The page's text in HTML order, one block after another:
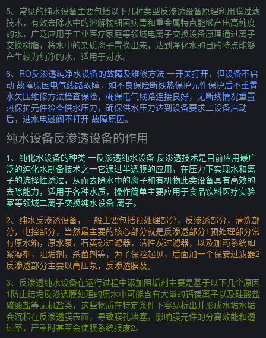
5、常见的纯水设备主要包括以下几种类型反渗透设备原理利用膜过滤
技术，有效去除水中的溶解物细菌病毒和重金属特点能够产出高纯度
的水，广泛应用于工业医疗家庭等领域电离子交换设备原理通过离子
交换树脂，将水中的杂质离子置换出来，达到净化水的目的特点能够
产生较为纯净的水，适用于对水。
6、RO反渗透纯净水设备的故障及维修方法 一开关打开，但设备不启
动 故障原因电气线路故障，如不良保险断线热保护元件保护后不重置
水欠压维修方法检查保险，确保电气线路连接良好，无断线情况重置
热保护元件检查供水压力，确保供水压力达到设备要求二设备启动
后，进水电磁阀不打开 故障原因。
纯水设备反渗透设备的作用
1、纯化水设备的种类 一反渗透纯水设备 反渗透技术是目前应用最广
泛的纯化水制备技术之一它通过半透膜的应用，在压力下实现水和离
子的选择性透过，从而去除水中的离子和有机物此类设备具有高效的
去除能力，适用于各种水质，操作简单主要应用于食品饮料医疗实验
室等领域二离子交换纯水设备 离子。
2、纯水反渗透设备，一般主要包括预处理部分，反渗透部分，清洗部
分，电控部分，当然最主要的核心部分就是反渗透部分1预处理部分常
有原水箱，原水泵，石英砂过滤器，活性炭过滤器，以及加药系统如
絮凝剂，阻垢剂，杀菌剂等，为了保险起见，后面加一个保安过滤器2
反渗透部分主要以高压泵，反渗透膜及。
3、反渗透纯水设备在运行过程中添加阻垢剂主要是基于以下几个原因
1防止结垢反渗透膜处理的原水中可能含有大量的钙镁离子以及硅酸盐
硫酸盐等无机盐类，这些物质在特定条件下容易析出并形成水垢水垢
会沉积在反渗透膜表面，导致膜孔堵塞，影响膜元件的分离效能和透
过率，严重时甚至会使膜系统报废2。